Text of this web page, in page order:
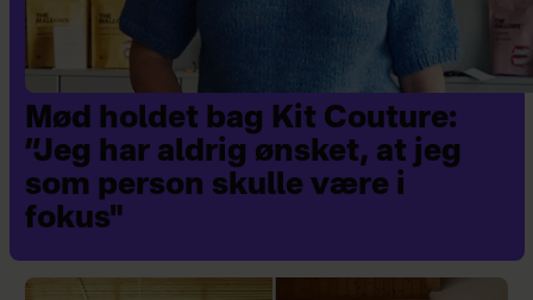
Mød holdet bag Kit Couture:
”Jeg har aldrig ønsket, at jeg
som person skulle være i
fokus"